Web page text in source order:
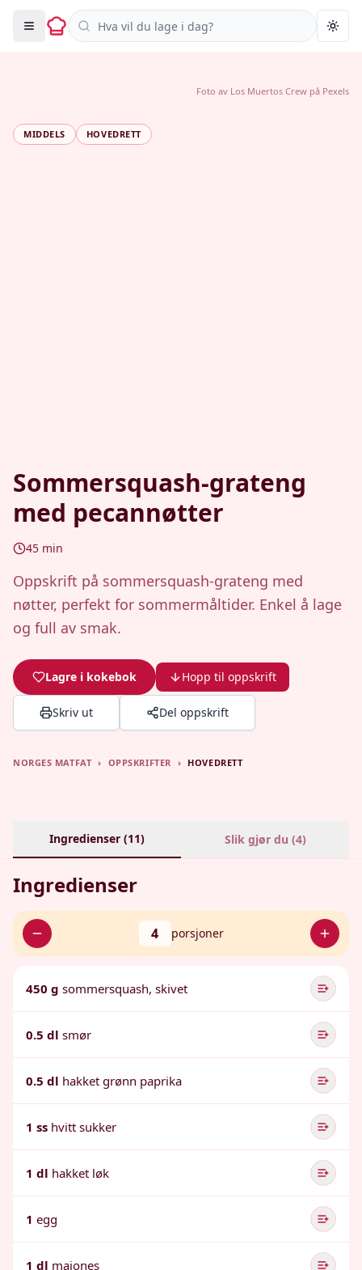
Søk i oppskrifter
MIDDELS HOVEDRETT
Sommersquash-grateng
med pecannøtter
45 min
Oppskrift på sommersquash-grateng med
nøtter, perfekt for sommermåltider. Enkel å lage
og full av smak.
Lagre i kokebok Hopp til oppskrift
Skriv ut Del oppskrift
Foto av Los Muertos Crew på Pexels
NORGES MATFAT › OPPSKRIFTER › HOVEDRETT
Ingredienser (11) Slik gjør du (4)
Ingredienser
4 porsjoner
450 g sommersquash, skivet
0.5 dl smør
0.5 dl hakket grønn paprika
1 ss hvitt sukker
1 dl hakket løk
1 egg
1 dl majones